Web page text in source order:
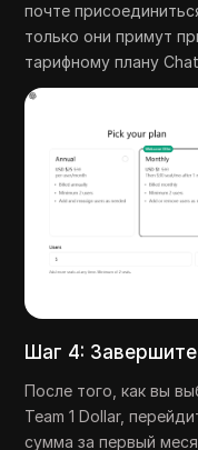
почте
только они примут
тарифному плану
Шаг 4:
После того, как вы
Team 1 Dollar,
сумма за первый